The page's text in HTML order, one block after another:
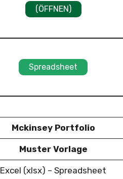
(ÖFFNEN)
Spreadsheet
Mckinsey Portfolio
Muster Vorlage
Excel (xlsx) – Spreadsheet